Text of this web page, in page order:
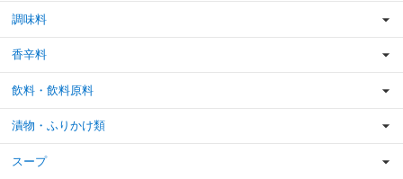
調味料
香辛料
飲料・飲料原料
漬物・ふりかけ類
スープ